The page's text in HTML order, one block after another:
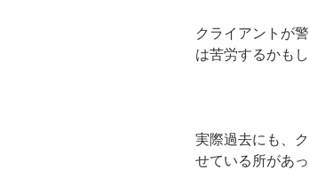
クライアントが
は苦労するかも
実際過去にも、
せている所があ